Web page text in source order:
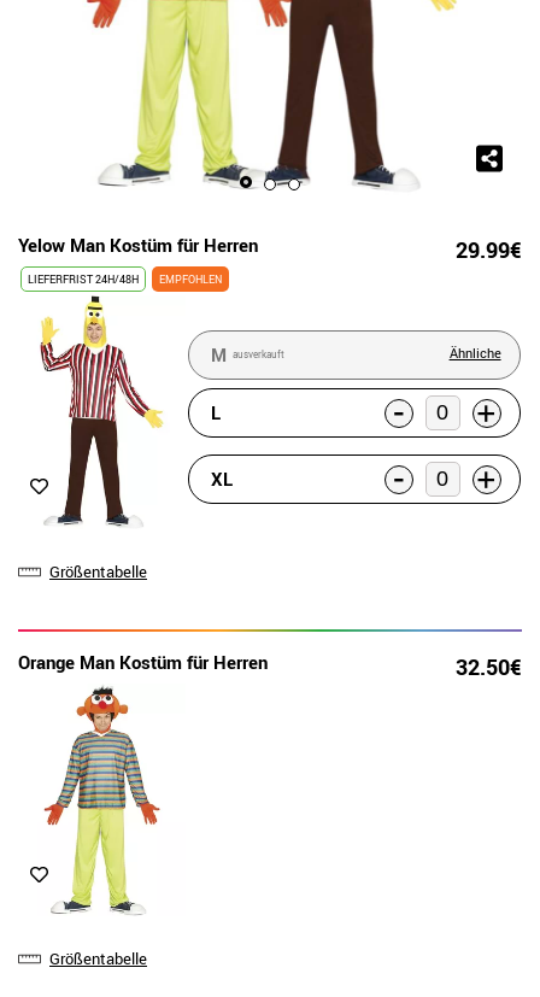
Yelow Man Kostüm für Herren 29.99€
LIEFERFRIST 24H/48H EMPFOHLEN
Größentabelle
M ausverkauft Ähnliche
L - +
XL - +
Orange Man Kostüm für Herren 32.50€
Größentabelle